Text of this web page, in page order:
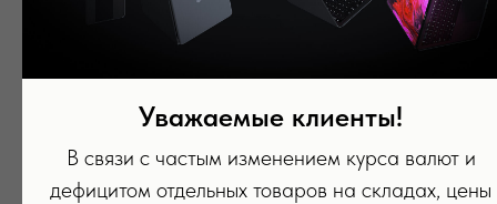
Уважаемые клиенты!
В связи с частым изменением курса валют и
дефицитом отдельных товаров на складах, цены